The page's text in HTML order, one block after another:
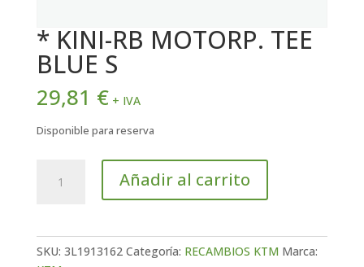
* KINI-RB MOTORP. TEE
BLUE S
29,81 € + IVA
Disponible para reserva
KINI-
Añadir al carrito
SKU: 3L1913162 Categoría: RECAMBIOS KTM Marca: